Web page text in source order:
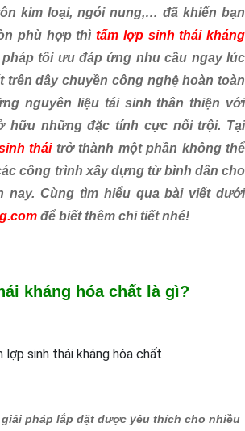
kim loại, ngói nung,… đã khiến bạn
phù hợp thìtấm lợp sinh tháikháng
tối ưu đáp ứng nhu cầu ngay lúc
trên dây chuyền công nghệ hoàn toàn
nguyên liệu tái sinh thân thiện với
hữu những đặc tính cực nổi trội. Tại
tháitrở thành một phần không thể
công trình xây dựng từ bình dân cho
nay. Cùng tìm hiểu qua bài viết dưới
để biết thêm chi tiết nhé!
kháng hóa chất là gì?
pháp lắp đặt được yêu thích cho nhiều